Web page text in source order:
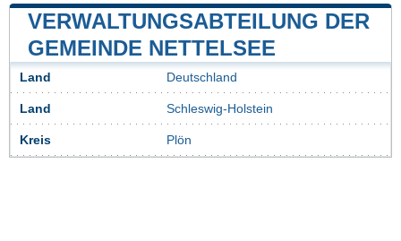
VERWALTUNGSABTEILUNG DER
GEMEINDE NETTELSEE
Land Deutschland
Land Schleswig-Holstein
Kreis Plön